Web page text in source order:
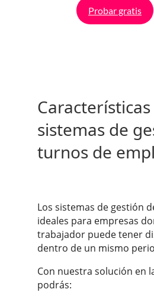
Probar gratis
sistemas de
turnos de
Los sistemas de gestión
ideales para empresas
trabajador puede tener
dentro de un mismo
Con nuestra solución en
podrás: